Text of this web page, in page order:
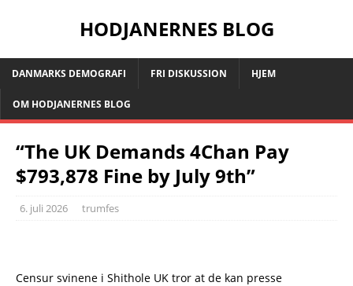
HODJANERNES BLOG
DANMARKS DEMOGRAFI FRI DISKUSSION HJEM
OM HODJANERNES BLOG
“The UK Demands 4Chan Pay
$793,878 Fine by July 9th”
6. juli 2026 trumfes
Censur svinene i Shithole UK tror at de kan presse